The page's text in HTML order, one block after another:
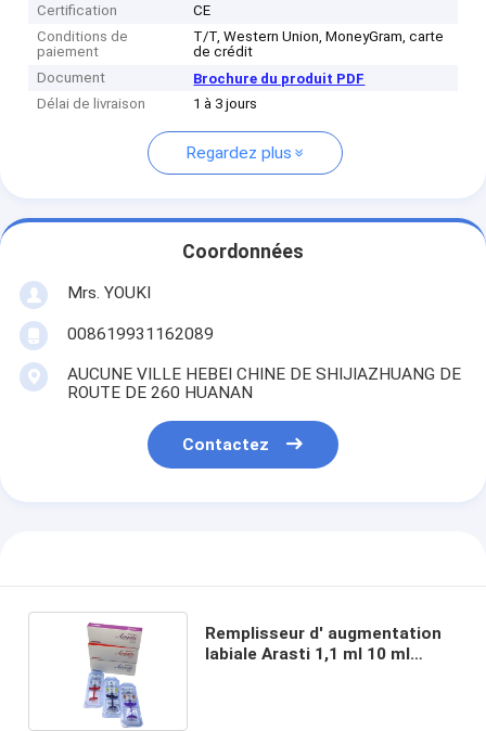
Certification
CE
Conditions de
paiement
T/T, Western Union, MoneyGram, carte
de crédit
Document
Brochure du produit PDF
Délai de livraison
1 à 3 jours
Regardez plus
Coordonnées
Mrs. YOUKI
008619931162089
AUCUNE VILLE HEBEI CHINE DE SHIJIAZHUANG DE
ROUTE DE 260 HUANAN
Contactez
Remplisseur d' augmentation
labiale Arasti 1,1 ml 10 ml